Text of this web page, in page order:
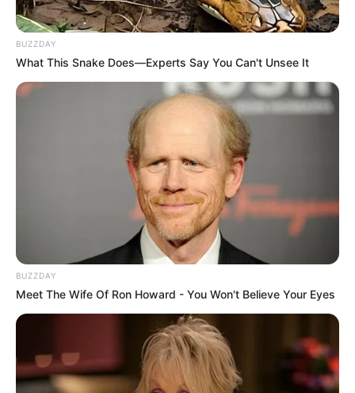
Habib Husein Ja’far
BUZZDAY
What This Snake Does—Experts Say You Can't Unsee It
BUZZDAY
Meet The Wife Of Ron Howard - You Won't Believe Your Eyes